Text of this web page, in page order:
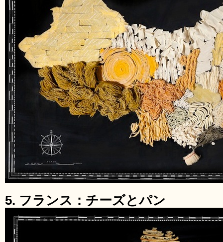
5. フランス：チーズとパン